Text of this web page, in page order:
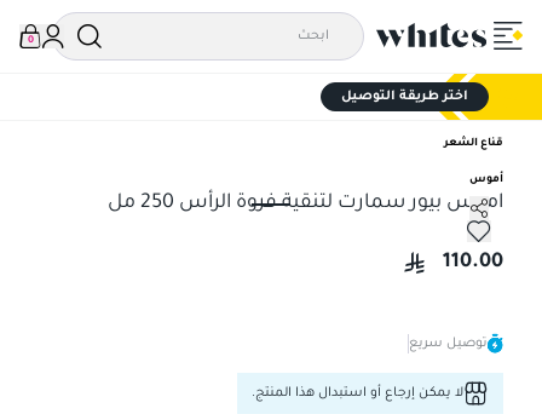
0
اختر طريقة التوصيل
قناع الشعر
أموس
اموس بيور سمارت لتنقية فروة الرأس 250 مل
اموس بيور سمارت لتنقية فروة الرأس 250 مل
110.00
توصيل سريع
لا يمكن إرجاع أو استبدال هذا المنتج.